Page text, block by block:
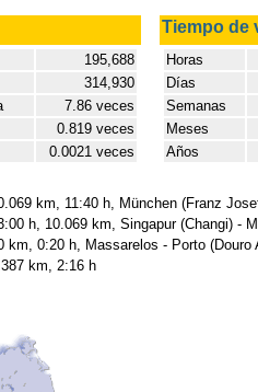
Tiempo de
195,688
314,930
7.86 veces
0.819 veces
0.0021 veces
Horas
Días
Semanas
Meses
Años
km, 11:40 h, München (Franz
h, 10.069 km, Singapur (Changi) -
km, 0:20 h, Massarelos - Porto
km, 2:16 h